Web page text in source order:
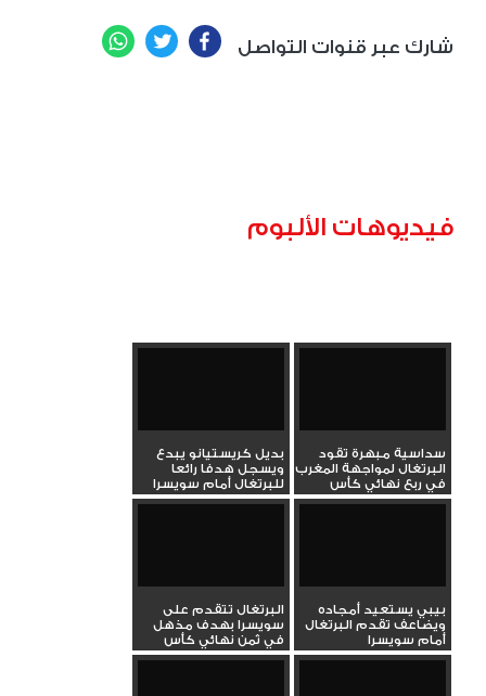
شارك عبر قنوات التواصل Facebook
Twitter
فيديوهات الألبوم
سداسية مبهرة تقود
البرتغال لمواجهة المغرب
في ربع نهائي كأس
العالم
بديل كريستيانو يبدع
ويسجل هدفا رائعا
للبرتغال أمام سويسرا
بمونديال...
بيبي يستعيد أمجاده
ويضاعف تقدم البرتغال
أمام سويسرا
البرتغال تتقدم على
سويسرا بهدف مذهل
في ثمن نهائي كأس
العالم